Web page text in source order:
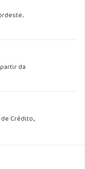
da
Crédito,